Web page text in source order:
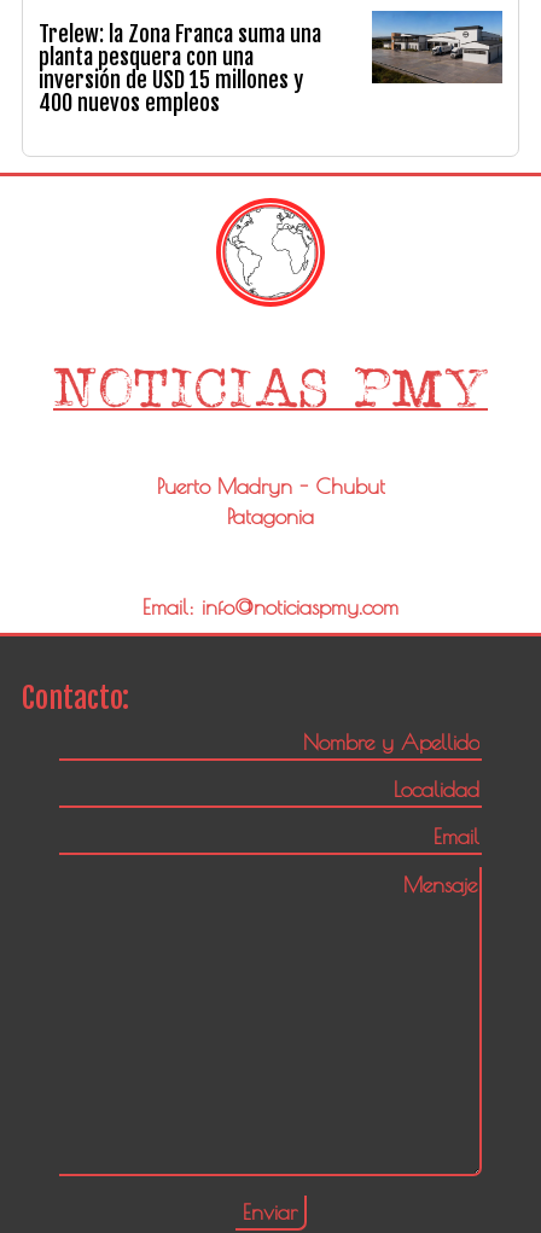
Trelew: la Zona Franca suma una
planta pesquera con una
inversión de USD 15 millones y
400 nuevos empleos
Puerto Madryn - Chubut
Patagonia
Email: info@noticiaspmy.com
Contacto: